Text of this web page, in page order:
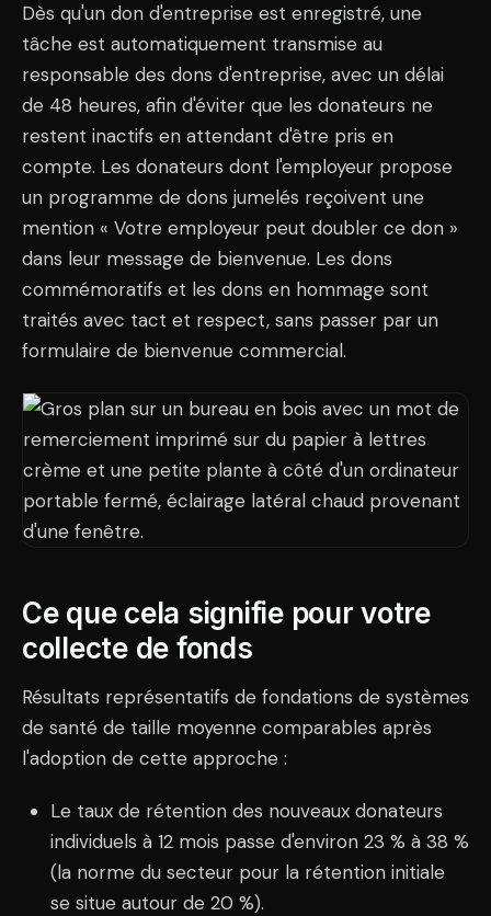
Dès qu'un don d'entreprise est enregistré, une
tâche est automatiquement transmise au
responsable des dons d'entreprise, avec un délai
de 48 heures, afin d'éviter que les donateurs ne
restent inactifs en attendant d'être pris en
compte. Les donateurs dont l'employeur propose
un programme de dons jumelés reçoivent une
mention « Votre employeur peut doubler ce don »
dans leur message de bienvenue. Les dons
commémoratifs et les dons en hommage sont
traités avec tact et respect, sans passer par un
formulaire de bienvenue commercial.
Ce que cela signifie pour votre
collecte de fonds
Résultats représentatifs de fondations de systèmes
de santé de taille moyenne comparables après
l'adoption de cette approche :
Le taux de rétention des nouveaux donateurs
individuels à 12 mois passe d'environ 23 % à 38 %
(la norme du secteur pour la rétention initiale
se situe autour de 20 %).